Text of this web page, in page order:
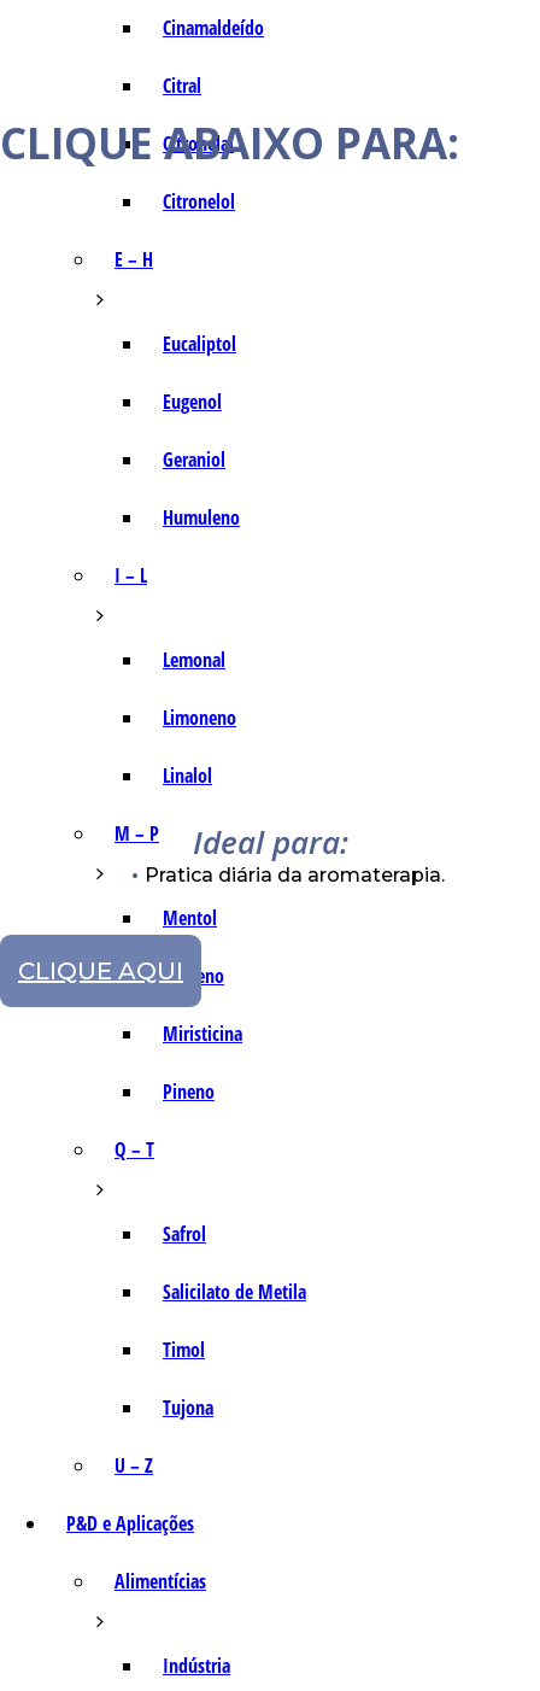
Cinamaldeído
Citral
Citronelal
Citronelol
E – H
Eucaliptol
Eugenol
Geraniol
Humuleno
I – L
Lemonal
Limoneno
Linalol
M – P
Mentol
Mirceno
Miristicina
Pineno
Q – T
Safrol
Salicilato de Metila
Timol
Tujona
U – Z
P&D e Aplicações
Alimentícias
Indústria
CLIQUE ABAIXO PARA:
Ideal para:
Pratica diária da aromaterapia.
CLIQUE AQUI